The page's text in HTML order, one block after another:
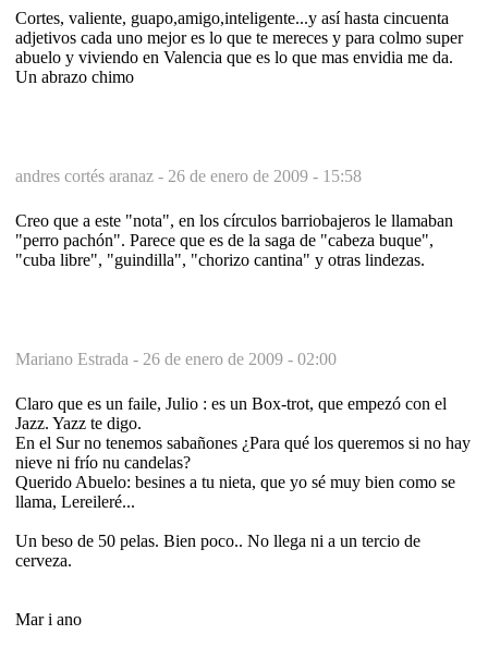
Cortes, valiente, guapo,amigo,inteligente...y así hasta cincuenta
adjetivos cada uno mejor es lo que te mereces y para colmo super
abuelo y viviendo en Valencia que es lo que mas envidia me da.
Un abrazo chimo
andres cortés aranaz - 26 de enero de 2009 - 15:58
Creo que a este "nota", en los círculos barriobajeros le llamaban
"perro pachón". Parece que es de la saga de "cabeza buque",
"cuba libre", "guindilla", "chorizo cantina" y otras lindezas.
Mariano Estrada - 26 de enero de 2009 - 02:00
Claro que es un faile, Julio : es un Box-trot, que empezó con el
Jazz. Yazz te digo.
En el Sur no tenemos sabañones ¿Para qué los queremos si no hay
nieve ni frío nu candelas?
Querido Abuelo: besines a tu nieta, que yo sé muy bien como se
llama, Lereileré...
Un beso de 50 pelas. Bien poco.. No llega ni a un tercio de
cerveza.
Mar i ano